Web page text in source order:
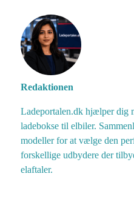
Redaktionen
Ladeportalen.dk hjælper dig
ladebokse til elbiler.
modeller for at vælge den
forskellige udbydere der
elaftaler.